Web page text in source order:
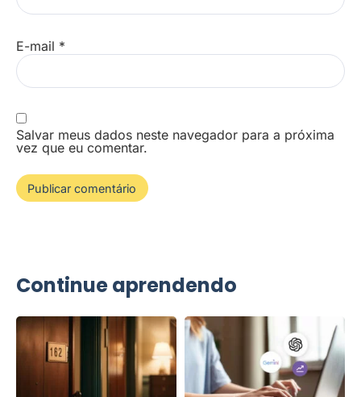
E-mail *
Salvar meus dados neste navegador para a próxima
vez que eu comentar.
Continue aprendendo